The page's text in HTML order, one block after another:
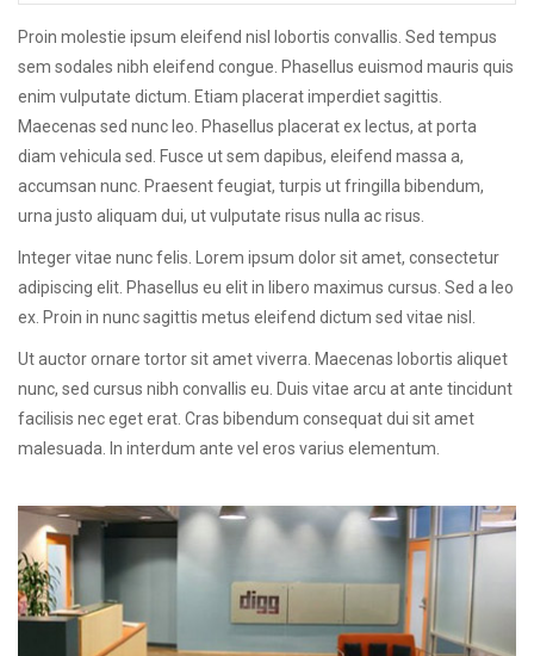
Proin molestie ipsum eleifend nisl lobortis convallis. Sed tempus
sem sodales nibh eleifend congue. Phasellus euismod mauris quis
enim vulputate dictum. Etiam placerat imperdiet sagittis.
Maecenas sed nunc leo. Phasellus placerat ex lectus, at porta
diam vehicula sed. Fusce ut sem dapibus, eleifend massa a,
accumsan nunc. Praesent feugiat, turpis ut fringilla bibendum,
urna justo aliquam dui, ut vulputate risus nulla ac risus.
Integer vitae nunc felis. Lorem ipsum dolor sit amet, consectetur
adipiscing elit. Phasellus eu elit in libero maximus cursus. Sed a leo
ex. Proin in nunc sagittis metus eleifend dictum sed vitae nisl.
Ut auctor ornare tortor sit amet viverra. Maecenas lobortis aliquet
nunc, sed cursus nibh convallis eu. Duis vitae arcu at ante tincidunt
facilisis nec eget erat. Cras bibendum consequat dui sit amet
malesuada. In interdum ante vel eros varius elementum.